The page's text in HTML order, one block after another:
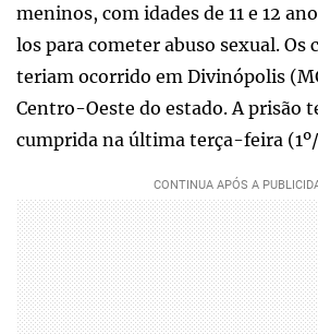
meninos, com idades de 11 e 12
los para cometer abuso sexual. Os
teriam ocorrido em Divinópolis
Centro-Oeste do estado. A prisão
cumprida na última terça-feira